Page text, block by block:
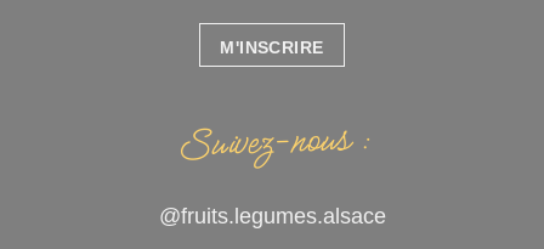
M'INSCRIRE
Suivez-nous :
@fruits.legumes.alsace